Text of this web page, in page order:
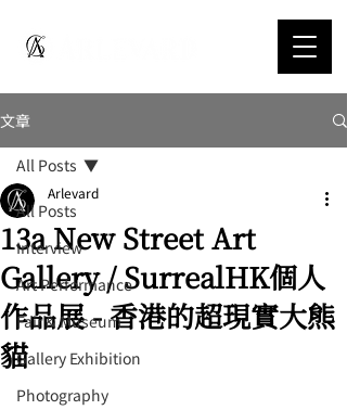
文章
All Posts
Interview
Art Performance
Fair & Museum
Gallery Exhibition
Photography
All Posts
13a New Street Art
Gallery / SurrealHK個人
作品展 - 香港的超現實大熊
貓
Arlevard